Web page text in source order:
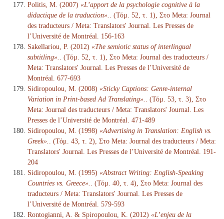
Politis, M. (2007) «L’apport de la psychologie cognitive à la
didactique de la traduction».
. (Τόμ. 52, τ. 1), Στο Meta: Journal
des traducteurs / Meta: Translators' Journal. Les Presses de
l’Université de Montréal. 156-163
Sakellariou, P. (2012) «The semiotic status of interlingual
subtitling».
. (Τόμ. 52, τ. 1), Στο Meta: Journal des traducteurs /
Meta: Translators' Journal. Les Presses de l’Université de
Montréal. 677-693
Sidiropoulou, M. (2008) «Sticky Captions: Genre-internal
Variation in Print-based Ad Translating».
. (Τόμ. 53, τ. 3), Στο
Meta: Journal des traducteurs / Meta: Translators' Journal. Les
Presses de l’Université de Montréal. 471-489
Sidiropoulou, M. (1998) «Advertising in Translation: English vs.
Greek».
. (Τόμ. 43, τ. 2), Στο Meta: Journal des traducteurs / Meta:
Translators' Journal. Les Presses de l’Université de Montréal. 191-
204
Sidiropoulou, M. (1995) «Abstract Writing: English-Speaking
Countries vs. Greece».
. (Τόμ. 40, τ. 4), Στο Meta: Journal des
traducteurs / Meta: Translators' Journal. Les Presses de
l’Université de Montréal. 579-593
Rontogianni, A. & Spiropoulou, K. (2012) «L’enjeu de la